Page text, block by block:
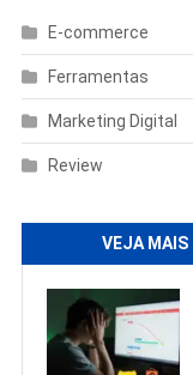
E-commerce
Ferramentas
Marketing Digital
Review
VEJA MAIS